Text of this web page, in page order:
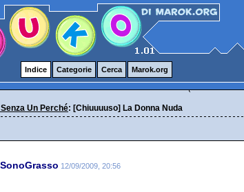
Indice Categorie Cerca Marok.org
Un Perché: [Chiuuuuso] La Donna Nuda
SonoGrasso 12/09/2009, 20:56